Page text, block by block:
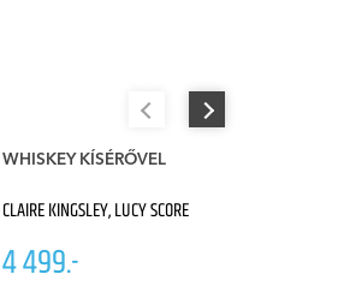
WHISKEY KÍSÉRŐVEL
CLAIRE KINGSLEY, LUCY SCORE
4 499.-